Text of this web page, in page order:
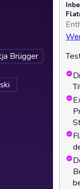
Brügger